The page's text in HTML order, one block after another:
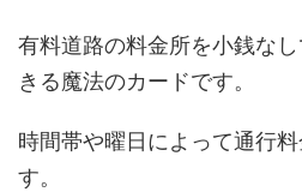
有料道路の料金所を小銭な
きる魔法のカードです。
時間帯や曜日によって通行
す。